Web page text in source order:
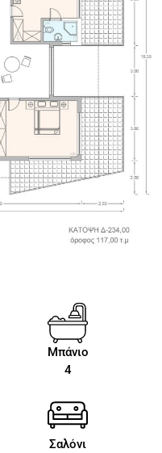
Μπάνιο
4
Σαλόνι